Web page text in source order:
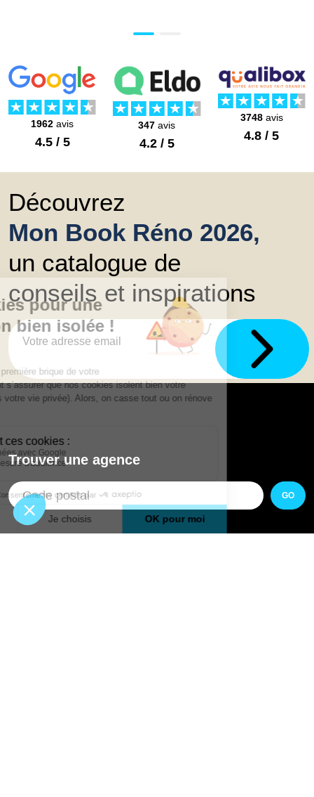
1962 avis
4.5 / 5
347 avis
4.2 / 5
3748avis
4.8 / 5
Découvrez
Mon Book Réno 2026,
un catalogue de
conseils et inspirations
Trouver une agence
GO